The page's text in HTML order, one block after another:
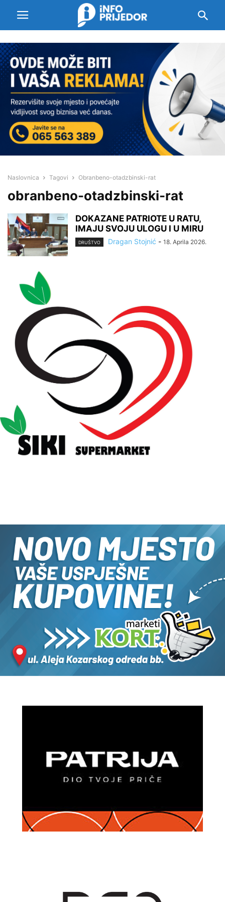
Naslovnica Tagovi Obranbeno-otadzbinski-rat
obranbeno-otadzbinski-rat
DOKAZANE PATRIOTE U RATU,
IMAJU SVOJU ULOGU I U MIRU
DRUŠTVO Dragan Stojnić - 18. Aprila 2026.